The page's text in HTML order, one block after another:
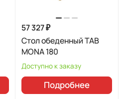
57 327 ₽
Стол обеденный TAB
MONA 180
Доступно к заказу
Подробнее